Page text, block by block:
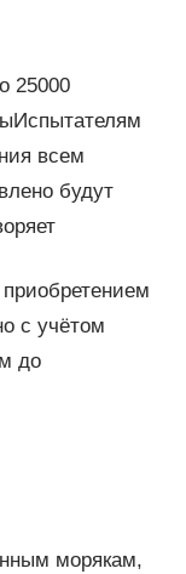
25000​
всем
будут
с учётом​
до​
морякам,